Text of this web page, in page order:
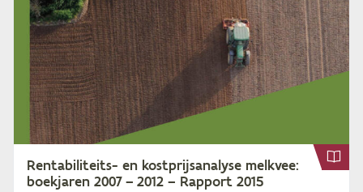
Ren­ta­bi­li­teits- en kost­prijs­ana­ly­se melk­vee:
boek­ja­ren 2007– 2012 – Rap­port 2015